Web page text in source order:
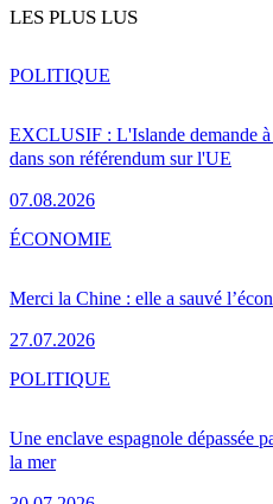
LES PLUS LUS
EXCLUSIF : L'Islande demande
dans son référendum sur l'UE
07.08.2026
POLITIQUE
Merci la Chine : elle a sauvé
27.07.2026
ÉCONOMIE
Une enclave espagnole dépassée
la mer
POLITIQUE